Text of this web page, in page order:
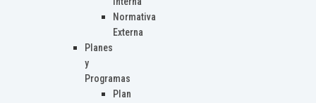
Normativa
Externa
Planes
y
Programas
Plan